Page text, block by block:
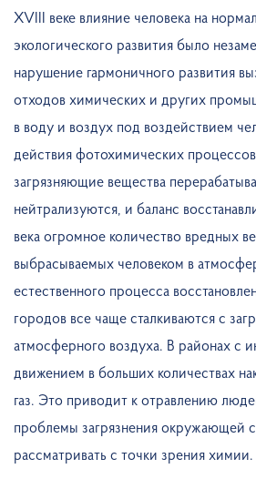
XVIII веке влияние человека на
экологического развития было
нарушение гармоничного развития
отходов химических и других
в воду и воздух под воздействием
действия фотохимических
загрязняющие вещества
нейтрализуются, и баланс
века огромное количество вредных
выбрасываемых человеком в
естественного процесса
городов все чаще сталкиваются с
атмосферного воздуха. В районах с
движением в больших количествах
газ. Это приводит к отравлению
проблемы загрязнения окружающей
рассматривать с точки зрения